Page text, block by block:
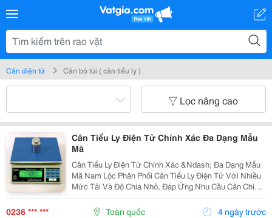
Cân điện tử Cân bỏ túi ( cân tiểu ly )
Lọc nâng cao
Cân Tiểu Ly Điện Tử Chính Xác Đa Dạng Mẫu
Mã
Cân Tiểu Ly Điện Tử Chính Xác &Ndash; Đa Dạng Mẫu
Mã Nam Lộc Phân Phối Cân Tiểu Ly Điện Tử Với Nhiều
Mức Tải Và Độ Chia Nhỏ, Đáp Ứng Nhu Cầu Cân Chính
Xác Trong Nhiều Lĩnh Vực. Phù Hợp Sử Dụng Cho:
Tiệm Vàng. Phòng Thí Nghiệm. Cửa Hàng...
0236 *** *** Toàn quốc 4 ngày trước